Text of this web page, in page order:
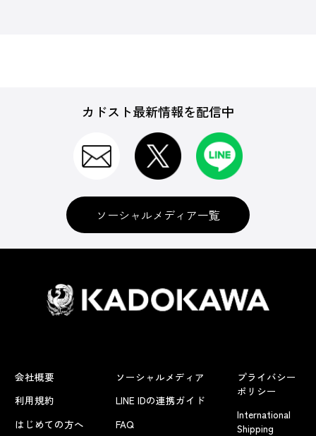
カドスト最新情報を配信中
ソーシャルメディア一覧
会社概要
利用規約
はじめての方へ
ソーシャルメディア
LINE IDの連携ガイド
FAQ
プライバシー
ポリシー
International
Shipping